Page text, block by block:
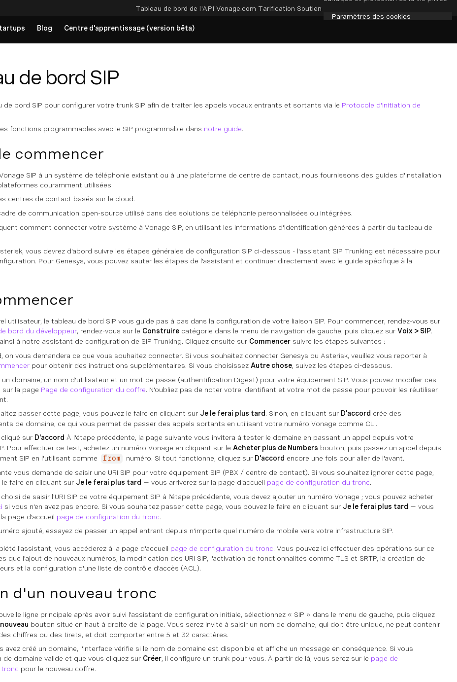
Tableau de bord de l'API Vonage.com Tarification Soutien
Paramètres des cookies
Blog Centre d'apprentissage (version bêta)
de bord SIP
de bord SIP pour configurer votre trunk SIP afin de traiter les appels vocaux entrants et sortants via le Protocole d'initiation de
fonctions programmables avec le SIP programmable dans notre guide.
commencer
SIP à un système de téléphonie existant ou à une plateforme de centre de contact, nous fournissons des guides d'installation
couramment utilisées :
centres de contact basés sur le cloud.
de communication open-source utilisé dans des solutions de téléphonie personnalisées ou intégrées.
comment connecter votre système à Vonage SIP, en utilisant les informations d'identification générées à partir du tableau de
vous devrez d'abord suivre les étapes générales de configuration SIP ci-dessous - l'assistant SIP Trunking est nécessaire pour
Pour Genesys, vous pouvez sauter les étapes de l'assistant et continuer directement avec le guide spécifique à la
utilisateur, le tableau de bord SIP vous guide pas à pas dans la configuration de votre liaison SIP. Pour commencer, rendez-vous sur
bord du développeur, rendez-vous sur le Construire catégorie dans le menu de navigation de gauche, puis cliquez sur Voix > SIP.
à notre assistant de configuration de SIP Trunking. Cliquez ensuite sur Commencer suivre les étapes suivantes :
on vous demandera ce que vous souhaitez connecter. Si vous souhaitez connecter Genesys ou Asterisk, veuillez vous reporter à
pour obtenir des instructions supplémentaires. Si vous choisissez Autre chose, suivez les étapes ci-dessous.
un domaine, un nom d'utilisateur et un mot de passe (authentification Digest) pour votre équipement SIP. Vous pouvez modifier ces
la page Page de configuration du coffre. N'oubliez pas de noter votre identifiant et votre mot de passe pour pouvoir les réutiliser
passer cette page, vous pouvez le faire en cliquant sur Je le ferai plus tard. Sinon, en cliquant sur D'accord crée des
de domaine, ce qui vous permet de passer des appels sortants en utilisant votre numéro Vonage comme CLI.
sur D'accord À l'étape précédente, la page suivante vous invitera à tester le domaine en passant un appel depuis votre
Pour effectuer ce test, achetez un numéro Vonage en cliquant sur le Acheter plus de Numbers bouton, puis passez un appel depuis
SIP en l'utilisant comme
from numéro. Si tout fonctionne, cliquez sur D'accord encore une fois pour aller de l'avant.
vous demande de saisir une URI SIP pour votre équipement SIP (PBX / centre de contact). Si vous souhaitez ignorer cette page,
faire en cliquant sur Je le ferai plus tard — vous arriverez sur la page d'accueil page de configuration du tronc.
choisi de saisir l'URI SIP de votre équipement SIP à l'étape précédente, vous devez ajouter un numéro Vonage ; vous pouvez acheter
si vous n'en avez pas encore. Si vous souhaitez passer cette page, vous pouvez le faire en cliquant sur Je le ferai plus tard — vous
page d'accueil page de configuration du tronc.
ajouté, essayez de passer un appel entrant depuis n'importe quel numéro de mobile vers votre infrastructure SIP.
l'assistant, vous accéderez à la page d'accueil page de configuration du tronc. Vous pouvez ici effectuer des opérations sur ce
que l'ajout de nouveaux numéros, la modification des URI SIP, l'activation de fonctionnalités comme TLS et SRTP, la création de
et la configuration d'une liste de contrôle d'accès (ACL).
d'un nouveau tronc
ligne principale après avoir suivi l'assistant de configuration initiale, sélectionnez « SIP » dans le menu de gauche, puis cliquez
bouton situé en haut à droite de la page. Vous serez invité à saisir un nom de domaine, qui doit être unique, ne peut contenir
chiffres ou des tirets, et doit comporter entre 5 et 32 caractères.
avez créé un domaine, l'interface vérifie si le nom de domaine est disponible et affiche un message en conséquence. Si vous
de domaine valide et que vous cliquez sur Créer, il configure un trunk pour vous. À partir de là, vous serez sur le page de
pour le nouveau coffre.